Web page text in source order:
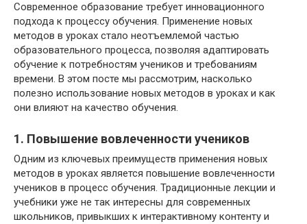
Современное образование требует инновационного
подхода к процессу обучения. Применение новых
методов в уроках стало неотъемлемой частью
образовательного процесса, позволяя адаптировать
обучение к потребностям учеников и требованиям
времени. В этом посте мы рассмотрим, насколько
полезно использование новых методов в уроках и как
они влияют на качество обучения.
1. Повышение вовлеченности учеников
Одним из ключевых преимуществ применения новых
методов в уроках является повышение вовлеченности
учеников в процесс обучения. Традиционные лекции и
учебники уже не так интересны для современных
школьников, привыкших к интерактивному контенту и